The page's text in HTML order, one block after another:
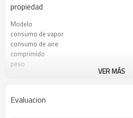
propiedad
Modelo
consumo de vapor
consumo de aire
comprimido
peso
Tiempo de trabajo
según
VER MÁS
Evaluacion